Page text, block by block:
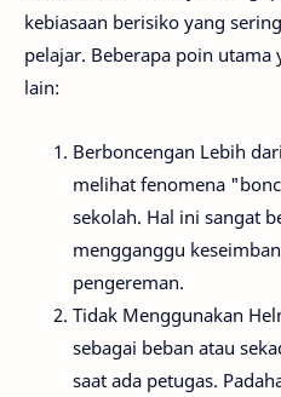
kebiasaan berisiko yang
pelajar. Beberapa poin
lain:
Berboncengan Lebih
melihat fenomena
sekolah. Hal ini sangat
mengganggu
pengereman.
Tidak Menggunakan
sebagai beban atau
saat ada petugas.